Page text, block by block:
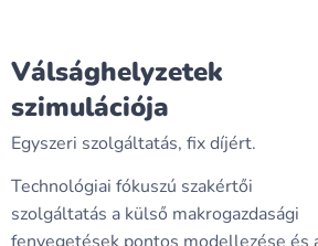
Válsághelyzetek
szimulációja
Egyszeri szolgáltatás, fix díjért.
Technológiai fókuszú szakértői
szolgáltatás a külső makrogazdasági